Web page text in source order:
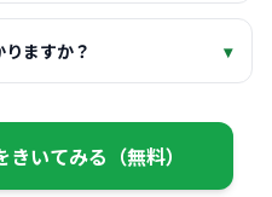
ますか？ ▾
いてみる（無料）